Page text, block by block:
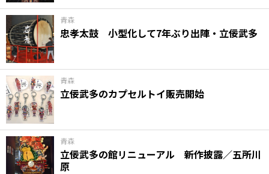
青森
忠孝太鼓 小型化して7年ぶり出陣・立佞武多
青森
立佞武多のカプセルトイ販売開始
青森
立佞武多の館リニューアル 新作披露／五所川
原